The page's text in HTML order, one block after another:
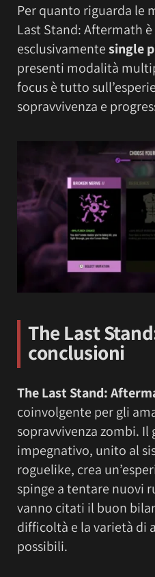
Per quanto riguarda le
Last Stand: Aftermath è
esclusivamentesingle
presenti modalità
focus è tutto
sopravvivenza e
The Last
conclusioni
The Last Stand:
coinvolgente per gli
sopravvivenza zombi. Il
impegnativo, unito al
roguelike, crea
spinge a tentare nuovi
vanno citati il buon
difficoltà e la varietà di
possibili.